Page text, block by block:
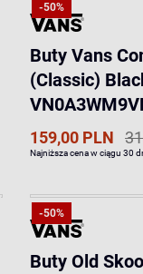
-50%
Buty Vans
(Classic)
159,00 PLN
Najniższa cena w ciągu 30
-50%
Buty Old